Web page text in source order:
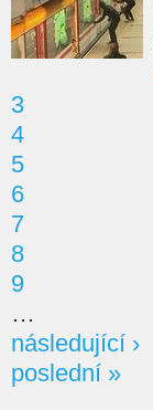
3
4
5
6
7
8
9
…
následující ›
poslední »